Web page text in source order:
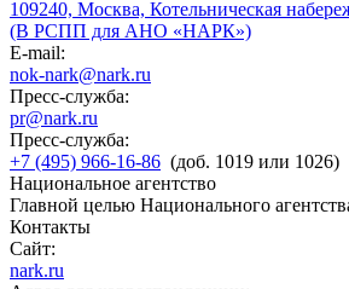
109240, Москва, Котельническая
(В РСПП для АНО «НАРК»)
E-mail:
nok-nark@nark.ru
Пресс-служба:
pr@nark.ru
Пресс-служба:
+7 (495) 966-16-86 (доб. 1019 или 1026)
Национальное агентство
Главной целью Национального
Контакты
Сайт:
nark.ru